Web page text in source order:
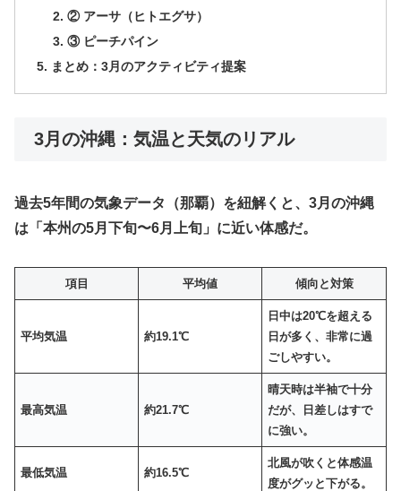
​② アーサ（ヒトエグサ）
​③ ピーチパイン
​まとめ：3月のアクティビティ提案
​ 3月の沖縄：気温と天気のリアル
​過去5年間の気象データ（那覇）を紐解くと、3月の沖縄
は「本州の5月下旬〜6月上旬」に近い体感だ。
項目 平均値 傾向と対策
平均気温 約19.1℃
日中は20℃を超える
日が多く、非常に過
ごしやすい。
最高気温 約21.7℃
晴天時は半袖で十分
だが、日差しはすで
に強い。
最低気温 約16.5℃
北風が吹くと体感温
度がグッと下がる。